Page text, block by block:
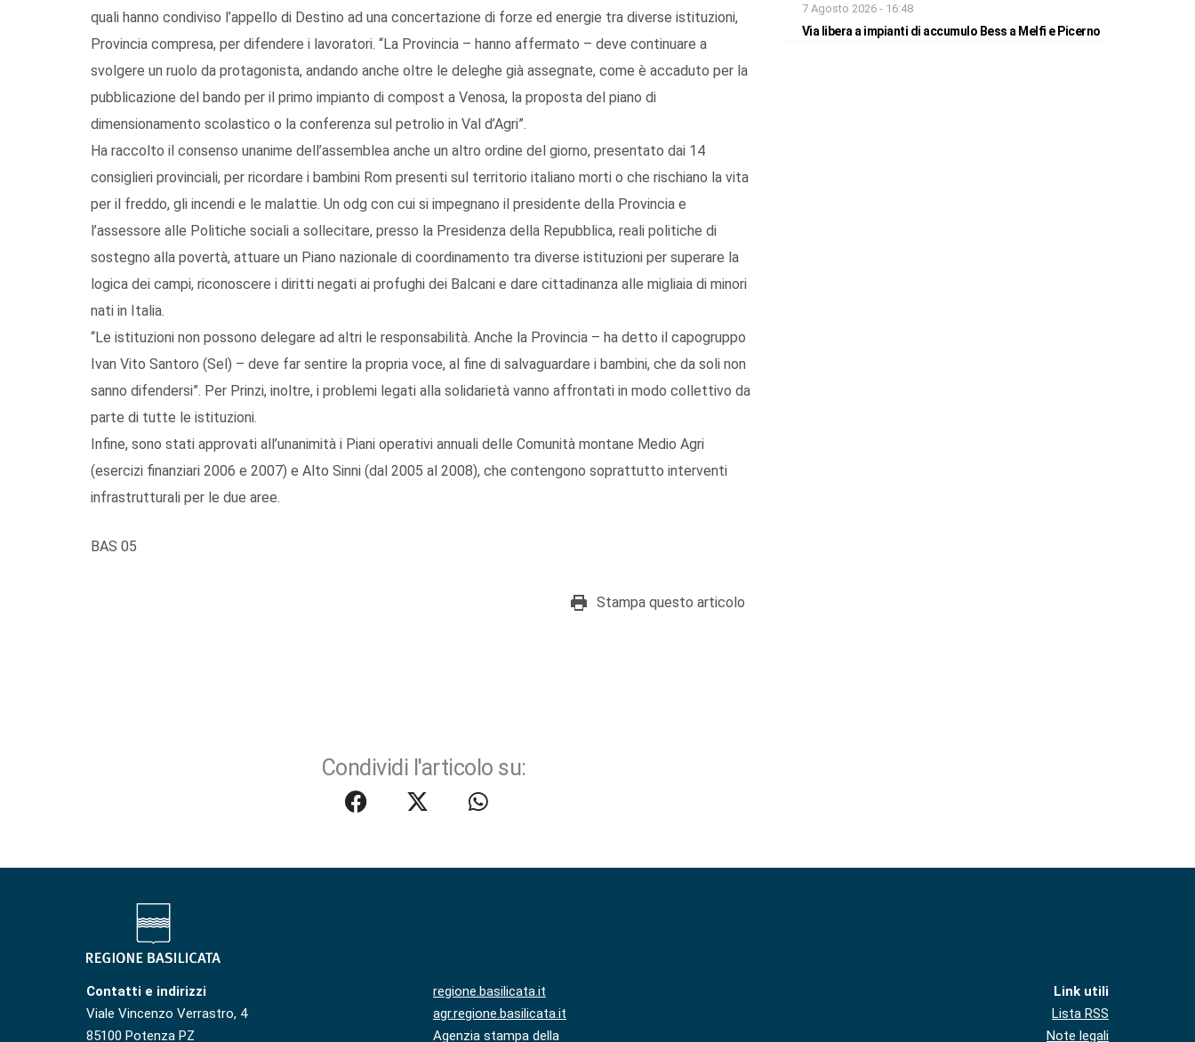
quali hanno condiviso l’appello di Destino ad una concertazione di forze ed energie tra diverse istituzioni,
Provincia compresa, per difendere i lavoratori. “La Provincia – hanno affermato – deve continuare a
svolgere un ruolo da protagonista, andando anche oltre le deleghe già assegnate, come è accaduto per la
pubblicazione del bando per il primo impianto di compost a Venosa, la proposta del piano di
dimensionamento scolastico o la conferenza sul petrolio in Val d’Agri”.
Ha raccolto il consenso unanime dell’assemblea anche un altro ordine del giorno, presentato dai 14
consiglieri provinciali, per ricordare i bambini Rom presenti sul territorio italiano morti o che rischiano la vita
per il freddo, gli incendi e le malattie. Un odg con cui si impegnano il presidente della Provincia e
l’assessore alle Politiche sociali a sollecitare, presso la Presidenza della Repubblica, reali politiche di
sostegno alla povertà, attuare un Piano nazionale di coordinamento tra diverse istituzioni per superare la
logica dei campi, riconoscere i diritti negati ai profughi dei Balcani e dare cittadinanza alle migliaia di minori
nati in Italia.
“Le istituzioni non possono delegare ad altri le responsabilità. Anche la Provincia – ha detto il capogruppo
Ivan Vito Santoro (Sel) – deve far sentire la propria voce, al fine di salvaguardare i bambini, che da soli non
sanno difendersi”. Per Prinzi, inoltre, i problemi legati alla solidarietà vanno affrontati in modo collettivo da
parte di tutte le istituzioni.
Infine, sono stati approvati all’unanimità i Piani operativi annuali delle Comunità montane Medio Agri
(esercizi finanziari 2006 e 2007) e Alto Sinni (dal 2005 al 2008), che contengono soprattutto interventi
infrastrutturali per le due aree.
BAS 05
Stampa questo articolo
Condividi l'articolo su:
7 Agosto 2026 - 16:48
Via libera a impianti di accumulo Bess a Melfi e Picerno
Contatti e indirizzi
Viale Vincenzo Verrastro, 4
85100 Potenza PZ
regione.basilicata.it
agr.regione.basilicata.it
Agenzia stampa della
Link utili
Lista RSS
Note legali